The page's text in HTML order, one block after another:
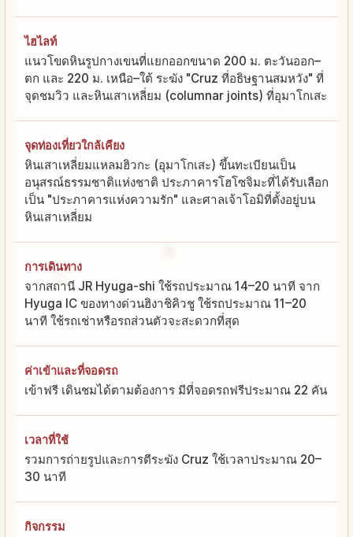
ไฮไลท์
แนวโขดหินรูปกางเขนที่แยกออกขนาด 200 ม. ตะวันออก–
ตก และ 220 ม. เหนือ–ใต้ ระฆัง "Cruz ที่อธิษฐานสมหวัง" ที่
จุดชมวิว และหินเสาเหลี่ยม (columnar joints) ที่อุมาโกเสะ
จุดท่องเที่ยวใกล้เคียง
หินเสาเหลี่ยมแหลมฮิวกะ (อุมาโกเสะ) ขึ้นทะเบียนเป็น
อนุสรณ์ธรรมชาติแห่งชาติ ประภาคารโฮโซจิมะที่ได้รับเลือก
เป็น "ประภาคารแห่งความรัก" และศาลเจ้าโอมิที่ตั้งอยู่บน
หินเสาเหลี่ยม
การเดินทาง
จากสถานี JR Hyuga-shi ใช้รถประมาณ 14–20 นาที จาก
Hyuga IC ของทางด่วนฮิงาชิคิวชู ใช้รถประมาณ 11–20
นาที ใช้รถเช่าหรือรถส่วนตัวจะสะดวกที่สุด
ค่าเข้าและที่จอดรถ
เข้าฟรี เดินชมได้ตามต้องการ มีที่จอดรถฟรีประมาณ 22 คัน
เวลาที่ใช้
รวมการถ่ายรูปและการตีระฆัง Cruz ใช้เวลาประมาณ 20–
30 นาที
กิจกรรม